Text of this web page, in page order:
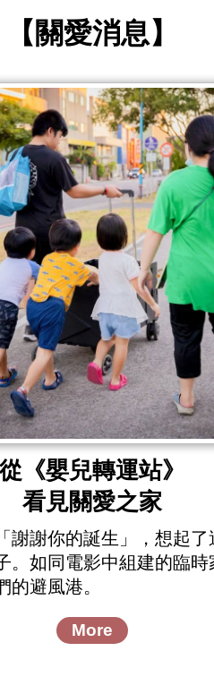
【關愛消息】
從《嬰兒轉運站》
看見關愛之家
謝謝你的誕生」，想起
。如同電影中組建的臨
的避風港。
More